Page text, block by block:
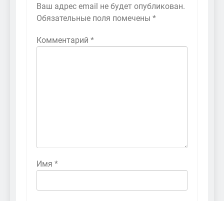
Ваш адрес email не будет опубликован.
Обязательные поля помечены *
Комментарий *
Имя *